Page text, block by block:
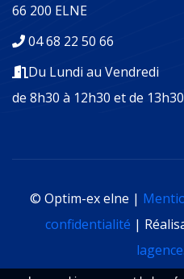
66 200 ELNE
04 68 22 50 66
Du Lundi au Vendredi
de 8h30 à 12h30 et de
© Optim-ex elne |
confidentialité |